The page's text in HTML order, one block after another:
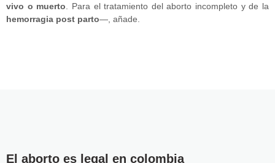
vivo o muerto . Para el tratamiento del aborto incompleto y de la
hemorragia post parto—, añade.
El aborto es legal en colombia